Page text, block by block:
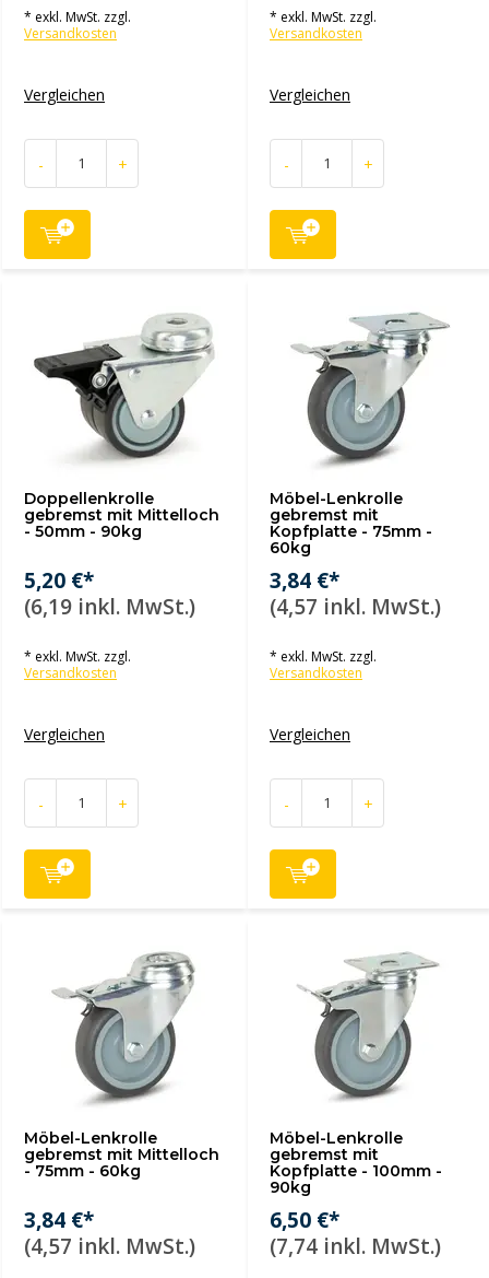
* exkl. MwSt. zzgl.
Versandkosten
Vergleichen
- +
* exkl. MwSt. zzgl.
Versandkosten
Vergleichen
- +
Doppellenkrolle
gebremst mit Mittelloch
- 50mm - 90kg
5,20 €*
(6,19 inkl. MwSt.)
* exkl. MwSt. zzgl.
Versandkosten
Vergleichen
- +
Möbel-Lenkrolle
gebremst mit
Kopfplatte - 75mm -
60kg
3,84 €*
(4,57 inkl. MwSt.)
* exkl. MwSt. zzgl.
Versandkosten
Vergleichen
- +
Möbel-Lenkrolle
gebremst mit Mittelloch
- 75mm - 60kg
3,84 €*
(4,57 inkl. MwSt.)
Möbel-Lenkrolle
gebremst mit
Kopfplatte - 100mm -
90kg
6,50 €*
(7,74 inkl. MwSt.)